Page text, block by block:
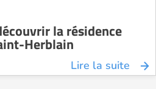
la résidence
Herblain
Lire la suite